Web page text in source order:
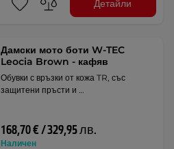
Детайли
Дамски мото боти W-TEC
Leocia Brown - кафяв
Обувки с връзки от кожа TR, със
защитени пръсти и …
168,70 € / 329,95 лв.
Наличен